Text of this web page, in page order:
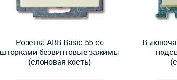
Розетка ABB Basic 55 со
шторками безвинтовые зажимы
(слоновая кость)